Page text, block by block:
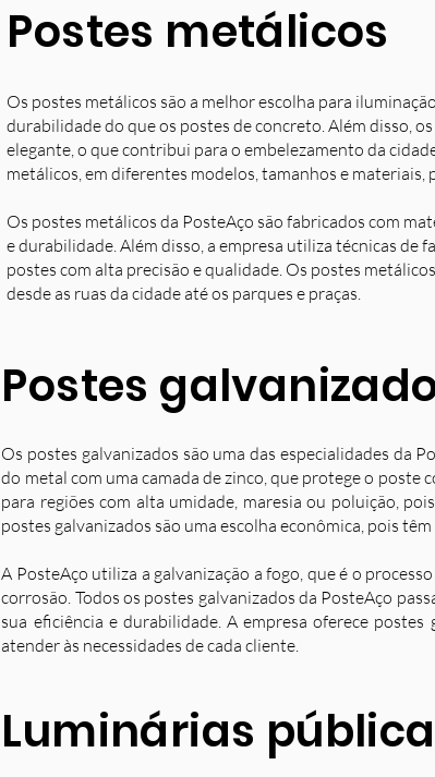
Postes metálicos
Os postes metálicos são a melhor escolha para
durabilidade do que os postes de concreto. Além disso,
elegante, o que contribui para o embelezamento da
metálicos, em diferentes modelos, tamanhos e materiais,
Os postes metálicos da PosteAço são fabricados com
e durabilidade. Além disso, a empresa utiliza técnicas de
postes com alta precisão e qualidade. Os postes
desde as ruas da cidade até os parques e praças.
Postes
Os postes galvanizados são uma das especialidades da
do metal com uma camada de zinco, que protege o poste
para regiões com alta umidade, maresia ou poluição,
postes galvanizados são uma escolha econômica, pois
A PosteAço utiliza a galvanização a fogo, que é o
corrosão. Todos os postes galvanizados da PosteAço
sua eficiência e durabilidade. A empresa oferece
atender às necessidades de cada cliente.
Luminárias